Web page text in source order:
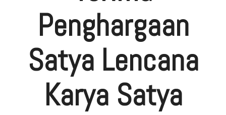
Penghargaan
Satya Lencana
Karya Satya